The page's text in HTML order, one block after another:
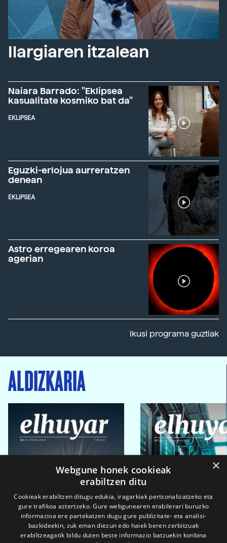
Ilargiaren itzalean
Naiara Barrado: "Eklipsea
kasualitate kosmiko bat da"
EKLIPSEA
Eguzki-erlojua aurreratzen
denean
EKLIPSEA
Astro erregearen koroa
agerian
Ikusi programa guztiak
ALDIZKARIA
×
Webgune honek cookieak
erabiltzen ditu
Cookieak erabiltzen ditugu edukia, iragarkiak pertsonalizatzeko eta
gure trafikoa aztertzeko. Gure webgunearen erabilerari buruzko
informazioa ere partekatzen dugu gure publizitate- eta analisi-
bazkideekin, zuk eman diezun edo haiek beren zerbitzuak
erabiltzeagatik bildu duten beste informazio batzuekin konbina